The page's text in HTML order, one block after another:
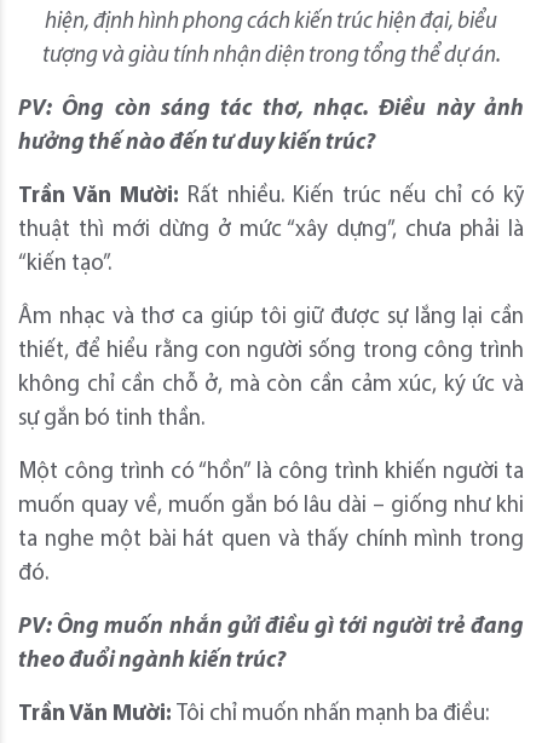
hiện, định hình phong cách kiến trúc hiện đại, biểu
tượng và giàu tính nhận diện trong tổng thể dự án.
PV: Ông còn sáng tác thơ, nhạc. Điều này ảnh
hưởng thế nào đến tư duy kiến trúc?
Trần Văn Mười: Rất nhiều. Kiến trúc nếu chỉ có kỹ
thuật thì mới dừng ở mức “xây dựng”, chưa phải là
“kiến tạo”.
Âm nhạc và thơ ca giúp tôi giữ được sự lắng lại cần
thiết, để hiểu rằng con người sống trong công trình
không chỉ cần chỗ ở, mà còn cần cảm xúc, ký ức và
sự gắn bó tinh thần.
Một công trình có “hồn” là công trình khiến người ta
muốn quay về, muốn gắn bó lâu dài – giống như khi
ta nghe một bài hát quen và thấy chính mình trong
đó.
PV: Ông muốn nhắn gửi điều gì tới người trẻ đang
theo đuổi ngành kiến trúc?
Trần Văn Mười: Tôi chỉ muốn nhấn mạnh ba điều: